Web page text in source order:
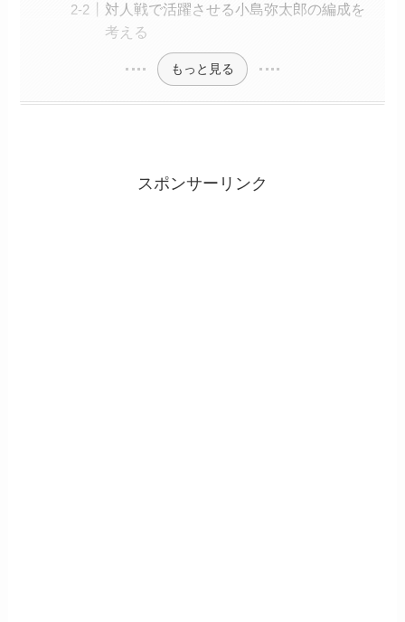
対人戦で活躍させる小島弥太郎の編成を
考える
もっと見る
スポンサーリンク